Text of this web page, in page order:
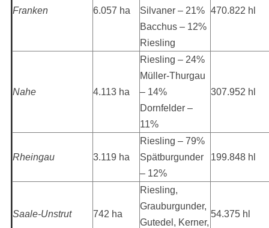
Franken 6.057 ha
Silvaner – 21%
Bacchus – 12%
Riesling
470.822 hl
Nahe 4.113 ha
Riesling – 24%
Müller-Thurgau
– 14%
Dornfelder –
11%
307.952 hl
Rheingau 3.119 ha
Riesling – 79%
Spätburgunder
– 12%
199.848 hl
Saale-Unstrut 742 ha
Riesling,
Grauburgunder,
Gutedel, Kerner,
54.375 hl